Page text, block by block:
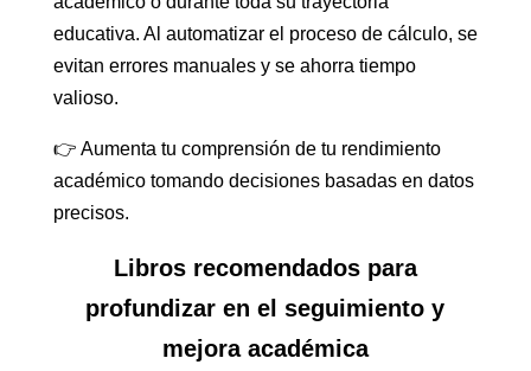
educativa. Al automatizar el proceso de cálculo, se
evitan errores manuales y se ahorra tiempo
valioso.
👉 Aumenta tu comprensión de tu rendimiento
académico tomando decisiones basadas en datos
precisos.
Libros recomendados para
profundizar en el seguimiento y
mejora académica